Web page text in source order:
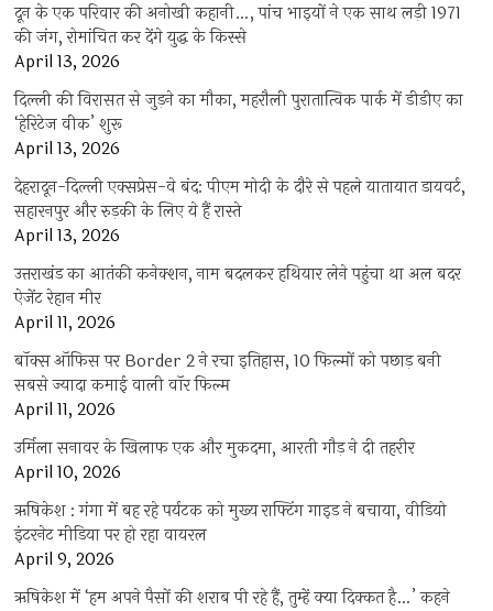
दून के एक परिवार की अनोखी कहानी…, पांच भाइयों ने एक साथ लड़ी 1971
की जंग, रोमांचित कर देंगे युद्ध के किस्से
April 13, 2026
दिल्ली की विरासत से जुड़ने का मौका, महरौली पुरातात्विक पार्क में डीडीए का
‘हेरिटेज वीक’ शुरू
April 13, 2026
देहरादून-दिल्ली एक्सप्रेस-वे बंद: पीएम मोदी के दौरे से पहले यातायात डायवर्ट,
सहारनपुर और रुड़की के लिए ये हैं रास्ते
April 13, 2026
उत्तराखंड का आतंकी कनेक्शन, नाम बदलकर हथियार लेने पहुंचा था अल बदर
ऐजेंट रेहान मीर
April 11, 2026
बॉक्स ऑफिस पर Border 2 ने रचा इतिहास, 10 फिल्मों को पछाड़ बनी
सबसे ज्यादा कमाई वाली वॉर फिल्म
April 11, 2026
उर्मिला सनावर के खिलाफ एक और मुकदमा, आरती गौड़ ने दी तहरीर
April 10, 2026
ऋषिकेश : गंगा में बह रहे पर्यटक को मुख्य राफ्टिंग गाइड ने बचाया, वीडियो
इंटरनेट मीडिया पर हो रहा वायरल
April 9, 2026
ऋषिकेश में ‘हम अपने पैसों की शराब पी रहे हैं, तुम्हें क्या दिक्कत है…’ कहने